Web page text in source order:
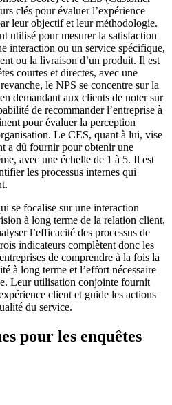
clés pour évaluer l’expérience
leur objectif et leur méthodologie.
utilisé pour mesurer la satisfaction
interaction ou un service spécifique,
ou la livraison d’un produit. Il est
courtes et directes, avec une
le NPS se concentre sur la
demandant aux clients de noter sur
de recommander l’entreprise à
pour évaluer la perception
Le CES, quant à lui, vise
a dû fournir pour obtenir une
avec une échelle de 1 à 5. Il est
les processus internes qui
se focalise sur une interaction
à long terme de la relation client,
l’efficacité des processus de
indicateurs complètent donc les
de comprendre à la fois la
à long terme et l’effort nécessaire
Leur utilisation conjointe fournit
client et guide les actions
du service.
pour les enquêtes